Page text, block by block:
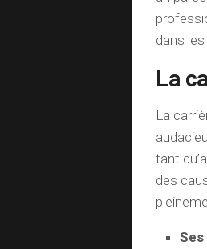
dans
La
La
tant
des